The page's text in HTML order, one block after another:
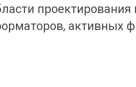
проектирования
активных